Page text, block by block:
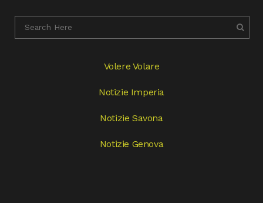
Volere Volare
Notizie Imperia
Notizie Savona
Notizie Genova